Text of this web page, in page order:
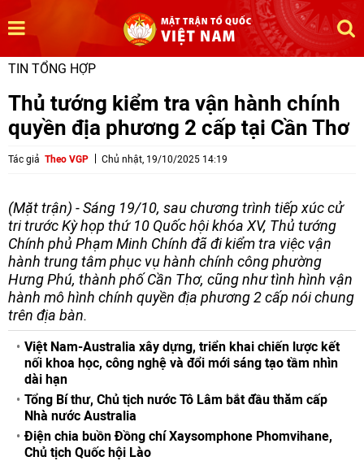
TIN TỔNG HỢP
Thủ tướng kiểm tra vận hành chính
quyền địa phương 2 cấp tại Cần Thơ
Tác giả Theo VGP Chủ nhật, 19/10/2025 14:19
(Mặt trận) - Sáng 19/10, sau chương trình tiếp xúc cử
tri trước Kỳ họp thứ 10 Quốc hội khóa XV, Thủ tướng
Chính phủ Phạm Minh Chính đã đi kiểm tra việc vận
hành trung tâm phục vụ hành chính công phường
Hưng Phú, thành phố Cần Thơ, cũng như tình hình vận
hành mô hình chính quyền địa phương 2 cấp nói chung
trên địa bàn.
Việt Nam-Australia xây dựng, triển khai chiến lược kết
nối khoa học, công nghệ và đổi mới sáng tạo tầm nhìn
dài hạn
Tổng Bí thư, Chủ tịch nước Tô Lâm bắt đầu thăm cấp
Nhà nước Australia
Điện chia buồn Đồng chí Xaysomphone Phomvihane,
Chủ tịch Quốc hội Lào